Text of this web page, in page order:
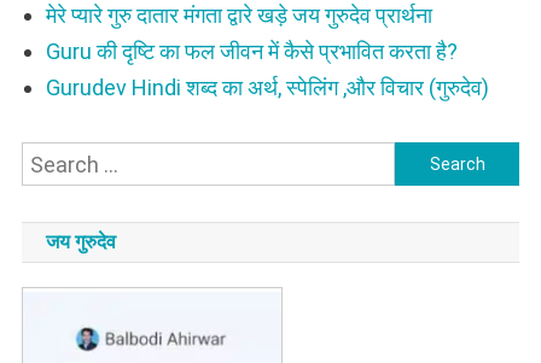
मेरे प्यारे गुरु दातार मंगता द्वारे खड़े जय गुरुदेव प्रार्थना
Guru की दृष्टि का फल जीवन में कैसे प्रभावित करता है?
Gurudev Hindi शब्द का अर्थ, स्पेलिंग ,और विचार (गुरुदेव)
Search
जय गुरुदेव